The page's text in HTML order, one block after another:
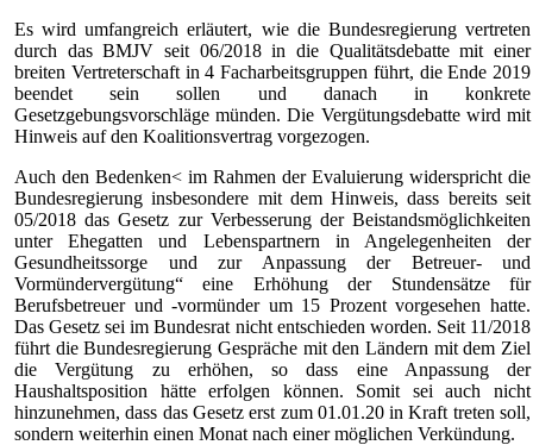
Es wird umfangreich erläutert, wie die Bundesregierung vertreten
durch das BMJV seit 06/2018 in die Qualitätsdebatte mit einer
breiten Vertreterschaft in 4 Facharbeitsgruppen führt, die Ende 2019
beendet sein sollen und danach in konkrete
Gesetzgebungsvorschläge münden. Die Vergütungsdebatte wird mit
Hinweis auf den Koalitionsvertrag vorgezogen.
Auch den Bedenken< im Rahmen der Evaluierung widerspricht die
Bundesregierung insbesondere mit dem Hinweis, dass bereits seit
05/2018 das Gesetz zur Verbesserung der Beistandsmöglichkeiten
unter Ehegatten und Lebenspartnern in Angelegenheiten der
Gesundheitssorge und zur Anpassung der Betreuer- und
Vormündervergütung“ eine Erhöhung der Stundensätze für
Berufsbetreuer und -vormünder um 15 Prozent vorgesehen hatte.
Das Gesetz sei im Bundesrat nicht entschieden worden. Seit 11/2018
führt die Bundesregierung Gespräche mit den Ländern mit dem Ziel
die Vergütung zu erhöhen, so dass eine Anpassung der
Haushaltsposition hätte erfolgen können. Somit sei auch nicht
hinzunehmen, dass das Gesetz erst zum 01.01.20 in Kraft treten soll,
sondern weiterhin einen Monat nach einer möglichen Verkündung.